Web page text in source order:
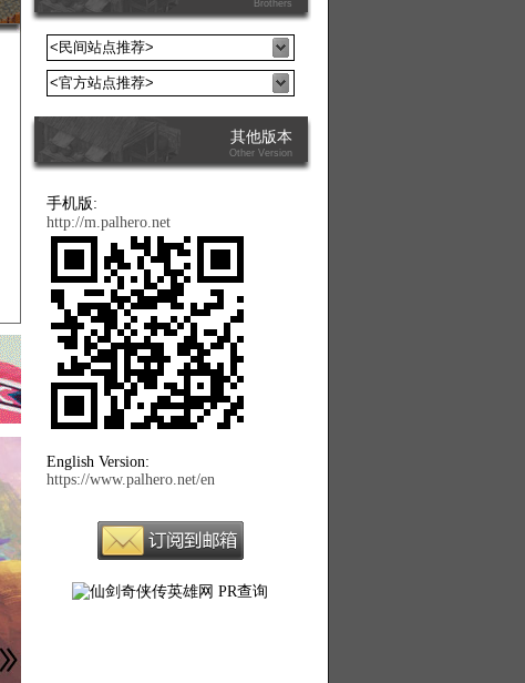
Brothers
其他版本
Other Version
手机版:
http://m.palhero.net
English Version:
https://www.palhero.net/en